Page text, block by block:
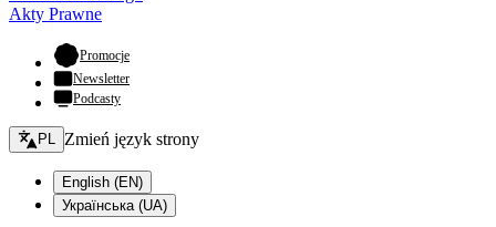
Akty Prawne
Promocje- otwiera się w nowej karcie
Newsletter
Podcasty
Zmień język - bieżący:
PL Zmień język strony
English (EN)
Українська (UA)